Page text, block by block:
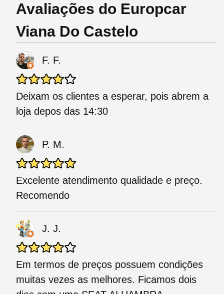
Avaliações do Europcar
Viana Do Castelo
F. F.
Deixam os clientes a esperar, pois abrem a
loja depos das 14:30
P. M.
Excelente atendimento qualidade e preço.
Recomendo
J. J.
Em termos de preços possuem condições
muitas vezes as melhores. Ficamos dois